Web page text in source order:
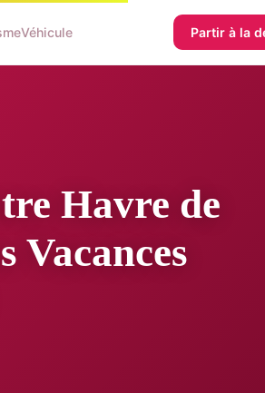
Véhicule Partir à la
Havre de
Vacances